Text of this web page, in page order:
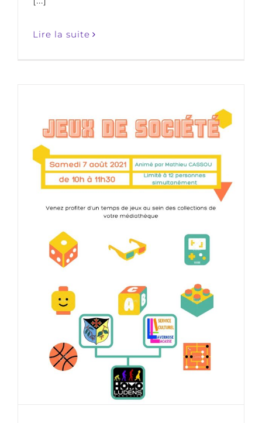
Lire la suite
07/08/21 : Une nouvelle animation
jeux à la médiathèque de
HLA31